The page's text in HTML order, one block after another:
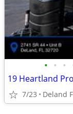
• • •
19 Heartland
7/23 Deland